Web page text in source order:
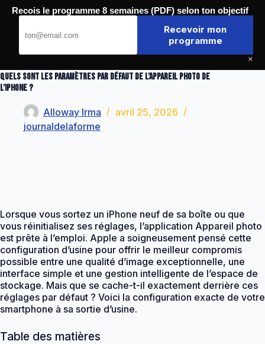
Passer
Quels sont les paramètres par défaut de l’appareil photo de
l’iPhone ?
Alloway Irma
avril 25, 2026
journaldelaforme
Lorsque vous sortez un iPhone neuf de sa boîte ou que
vous réinitialisez ses réglages, l’application Appareil photo
est prête à l’emploi. Apple a soigneusement pensé cette
configuration d’usine pour offrir le meilleur compromis
possible entre une qualité d’image exceptionnelle, une
interface simple et une gestion intelligente de l’espace de
stockage. Mais que se cache-t-il exactement derrière ces
réglages par défaut ? Voici la configuration exacte de votre
smartphone à sa sortie d’usine.
Table des matières
Recois le programme 8 semaines (PDF) selon ton objectif
Recevoir mon
programme
×